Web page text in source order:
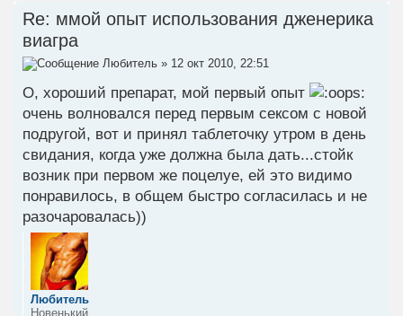
Re: ммой опыт использования дженерика
виагра
Любитель » 12 окт 2010, 22:51
О, хороший препарат, мой первый опыт
очень волновался перед первым сексом с новой
подругой, вот и принял таблеточку утром в день
свидания, когда уже должна была дать...стойк
возник при первом же поцелуе, ей это видимо
понравилось, в общем быстро согласилась и не
разочаровалась))
Любитель
Новенький